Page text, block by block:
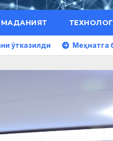
МАДАНИЯТ
Меҳнатга берилган